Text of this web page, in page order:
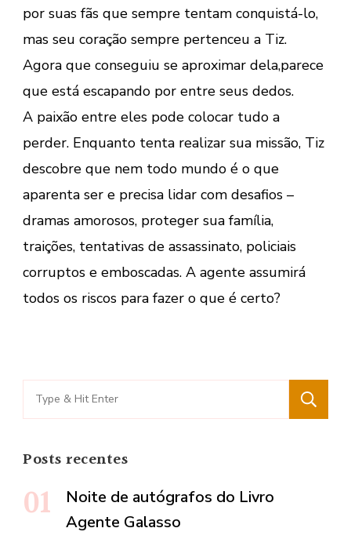
por suas fãs que sempre tentam conquistá-lo,
mas seu coração sempre pertenceu a Tiz.
Agora que conseguiu se aproximar dela,parece
que está escapando por entre seus dedos.
A paixão entre eles pode colocar tudo a
perder. Enquanto tenta realizar sua missão, Tiz
descobre que nem todo mundo é o que
aparenta ser e precisa lidar com desafios –
dramas amorosos, proteger sua família,
traições, tentativas de assassinato, policiais
corruptos e emboscadas. A agente assumirá
todos os riscos para fazer o que é certo?
Search
for:
Posts recentes
Noite de autógrafos do Livro
Agente Galasso